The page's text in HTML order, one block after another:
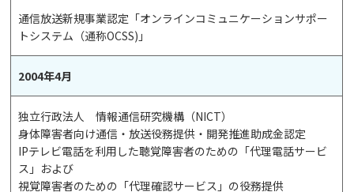
通信放送新規事業認定「オンラインコミュニケーションサポー
トシステム（通称OCSS)」
2004年4月
独立行政法人 情報通信研究機構（NICT）
身体障害者向け通信・放送役務提供・開発推進助成金認定
IPテレビ電話を利用した聴覚障害者のための「代理電話サービ
ス」および
視覚障害者のための「代理確認サービス」の役務提供